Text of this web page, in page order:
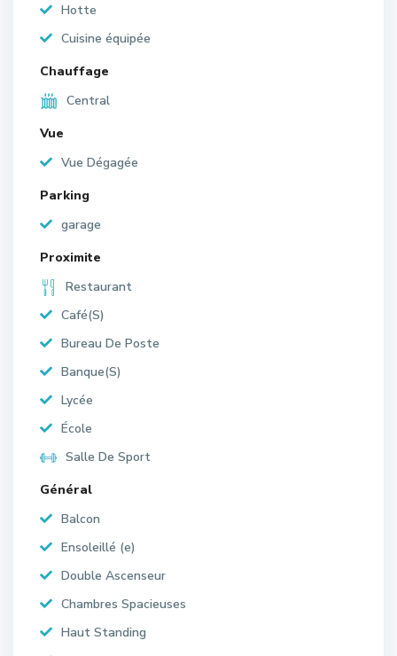
Hotte
Cuisine équipée
Chauffage
Central
Vue
Vue Dégagée
Parking
garage
Proximite
Restaurant
Café(S)
Bureau De Poste
Banque(S)
Lycée
École
Salle De Sport
Général
Balcon
Ensoleillé (e)
Double Ascenseur
Chambres Spacieuses
Haut Standing